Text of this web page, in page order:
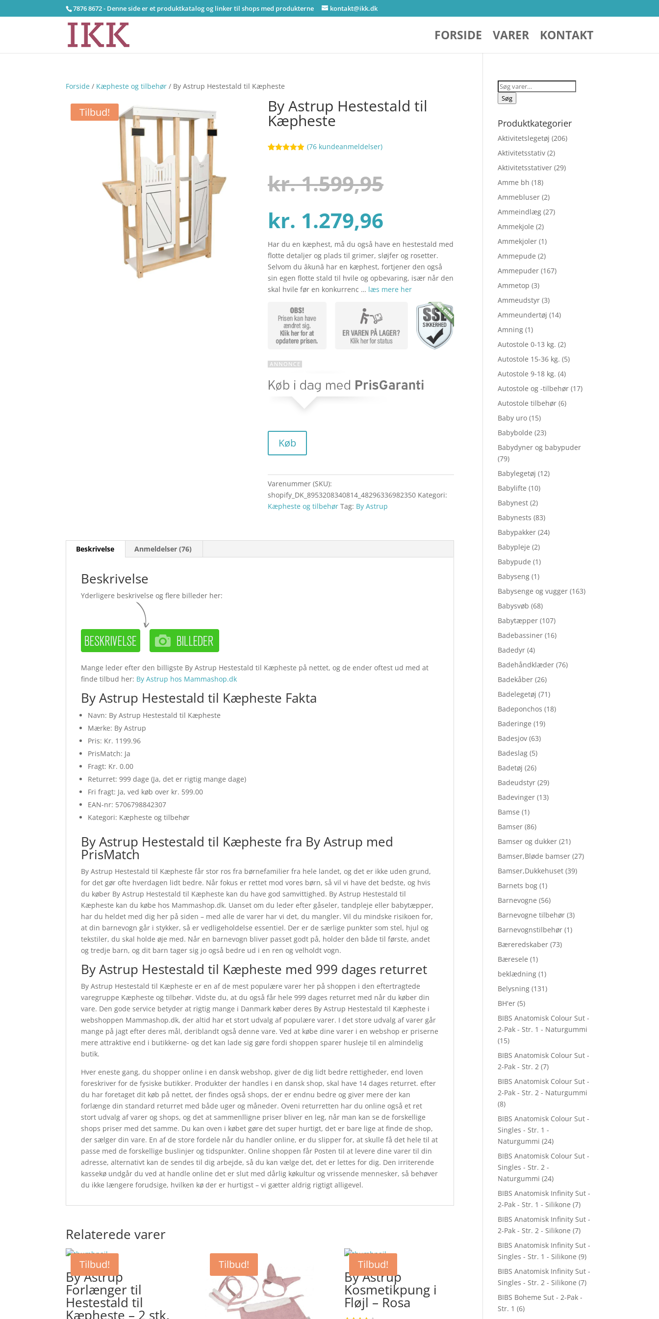
7876 8672 - Denne side er et produktkatalog og linker til shops med produkterne kontakt@ikk.dk
FORSIDE VARER KONTAKT
Forside / Kæpheste og tilbehør / By Astrup Hestestald til Kæpheste
Tilbud! By Astrup Hestestald til
Kæpheste
baseret på
kundebedøm
melser
(76kundeanmeldelser)
kr.1.599,95
oprindelige
pris
var:
kr. 1.599,95.
kr. 1.279,96
aktuelle
pris
er:
kr. 1.279,96.
Har du en kæphest, må du også have en hestestald med
flotte detaljer og plads til grimer, sløjfer og rosetter.
Selvom du âkunâ har en kæphest, fortjener den også
sin egen flotte stald til hvile og opbevaring, især når den
skal hvile før en konkurrenc … læs mere her
Køb
Varenummer (SKU):
shopify_DK_8953208340814_48296336982350 Kategori:
Kæpheste og tilbehør Tag: By Astrup
Beskrivelse Anmeldelser (76)
Beskrivelse
Yderligere beskrivelse og flere billeder her:
Mange leder efter den billigste By Astrup Hestestald til Kæpheste på nettet, og de ender oftest ud med at
finde tilbud her: By Astrup hos Mammashop.dk
By Astrup Hestestald til Kæpheste Fakta
Navn: By Astrup Hestestald til Kæpheste
Mærke: By Astrup
Pris: Kr. 1199.96
PrisMatch: Ja
Fragt: Kr. 0.00
Returret: 999 dage (Ja, det er rigtig mange dage)
Fri fragt: Ja, ved køb over kr. 599.00
EAN-nr: 5706798842307
Kategori: Kæpheste og tilbehør
By Astrup Hestestald til Kæpheste fra By Astrup med
PrisMatch
By Astrup Hestestald til Kæpheste får stor ros fra børnefamilier fra hele landet, og det er ikke uden grund,
for det gør ofte hverdagen lidt bedre. Når fokus er rettet mod vores børn, så vil vi have det bedste, og hvis
du køber By Astrup Hestestald til Kæpheste kan du have god samvittighed. By Astrup Hestestald til
Kæpheste kan du købe hos Mammashop.dk. Uanset om du leder efter gåseler, tandpleje eller babytæpper,
har du heldet med dig her på siden – med alle de varer har vi det, du mangler. Vil du mindske risikoen for,
at din barnevogn går i stykker, så er vedligeholdelse essentiel. Der er de særlige punkter som stel, hjul og
tekstiler, du skal holde øje med. Når en barnevogn bliver passet godt på, holder den både til første, andet
og tredje barn, og dit barn tager sig jo også bedre ud i en ren og velholdt vogn.
By Astrup Hestestald til Kæpheste med 999 dages returret
By Astrup Hestestald til Kæpheste er en af de mest populære varer her på shoppen i den eftertragtede
varegruppe Kæpheste og tilbehør. Vidste du, at du også får hele 999 dages returret med når du køber din
vare. Den gode service betyder at rigtig mange i Danmark køber deres By Astrup Hestestald til Kæpheste i
webshoppen Mammashop.dk, der altid har et stort udvalg af populære varer. I det store udvalg af varer går
mange på jagt efter deres mål, deriblandt også denne vare. Ved at købe dine varer i en webshop er priserne
mere attraktive end i butikkerne- og det kan lade sig gøre fordi shoppen sparer husleje til en almindelig
butik.
Hver eneste gang, du shopper online i en dansk webshop, giver de dig lidt bedre rettigheder, end loven
foreskriver for de fysiske butikker. Produkter der handles i en dansk shop, skal have 14 dages returret. efter
du har foretaget dit køb på nettet, der findes også shops, der er endnu bedre og giver mere der kan
forlænge din standard returret med både uger og måneder. Oveni returretten har du online også et ret
stort udvalg af varer og shops, og det at sammenlligne priser bliver en leg, når man kan se de forskellige
shops priser med det samme. Du kan oven i købet gøre det super hurtigt, det er bare lige at finde de shop,
der sælger din vare. En af de store fordele når du handler online, er du slipper for, at skulle få det hele til at
passe med de forskellige buslinjer og tidspunkter. Online shoppen får Posten til at levere dine varer til din
adresse, alternativt kan de sendes til dig arbejde, så du kan vælge det, det er lettes for dig. Den irriterende
kassekø undgår du ved at handle online det er slut med dårlig køkultur og vrissende mennesker, så behøver
du ikke længere forudsige, hvilken kø der er hurtigst – vi gætter aldrig rigtigt alligevel.
Relaterede varer
Tilbud!
By Astrup
Forlænger til
Hestestald til
Kæpheste – 2 stk.
Tilbud! Tilbud!
By Astrup
Kosmetikpung i
Fløjl – Rosa
Søg
efter:
Søg
Produktkategorier
Aktivitetslegetøj (206)
Aktivitetsstativ (2)
Aktivitetsstativer (29)
Amme bh (18)
Ammebluser (2)
Ammeindlæg (27)
Ammekjole (2)
Ammekjoler (1)
Ammepude (2)
Ammepuder (167)
Ammetop (3)
Ammeudstyr (3)
Ammeundertøj (14)
Amning (1)
Autostole 0-13 kg. (2)
Autostole 15-36 kg. (5)
Autostole 9-18 kg. (4)
Autostole og -tilbehør (17)
Autostole tilbehør (6)
Baby uro (15)
Babybolde (23)
Babydyner og babypuder
(79)
Babylegetøj (12)
Babylifte (10)
Babynest (2)
Babynests (83)
Babypakker (24)
Babypleje (2)
Babypude (1)
Babyseng (1)
Babysenge og vugger (163)
Babysvøb (68)
Babytæpper (107)
Badebassiner (16)
Badedyr (4)
Badehåndklæder (76)
Badekåber (26)
Badelegetøj (71)
Badeponchos (18)
Baderinge (19)
Badesjov (63)
Badeslag (5)
Badetøj (26)
Badeudstyr (29)
Badevinger (13)
Bamse (1)
Bamser (86)
Bamser og dukker (21)
Bamser,Bløde bamser (27)
Bamser,Dukkehuset (39)
Barnets bog (1)
Barnevogne (56)
Barnevogne tilbehør (3)
Barnevognstilbehør (1)
Bæreredskaber (73)
Bæresele (1)
beklædning (1)
Belysning (131)
BH'er (5)
BIBS Anatomisk Colour Sut -
2-Pak - Str. 1 - Naturgummi
(15)
BIBS Anatomisk Colour Sut -
2-Pak - Str. 2 (7)
BIBS Anatomisk Colour Sut -
2-Pak - Str. 2 - Naturgummi
(8)
BIBS Anatomisk Colour Sut -
Singles - Str. 1 -
Naturgummi (24)
BIBS Anatomisk Colour Sut -
Singles - Str. 2 -
Naturgummi (24)
BIBS Anatomisk Infinity Sut -
2-Pak - Str. 1 - Silikone (7)
BIBS Anatomisk Infinity Sut -
2-Pak - Str. 2 - Silikone (7)
BIBS Anatomisk Infinity Sut -
Singles - Str. 1 - Silikone (9)
BIBS Anatomisk Infinity Sut -
Singles - Str. 2 - Silikone (7)
BIBS Boheme Sut - 2-Pak -
Str. 1 (6)